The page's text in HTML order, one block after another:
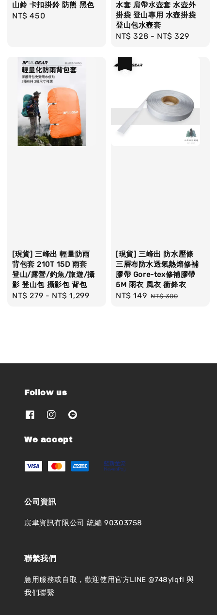
山鈴 卡扣掛鈴 防熊 黑色
Regular
NT$ 450
水套 肩帶水壺套 水壺外
掛袋 登山專用 水壺掛袋
登山包水壺套
Regular
NT$ 328 - NT$ 329
[現貨] 三峰出 輕量防雨
背包套 210T 15D 雨套
登山/露營/釣魚/旅遊/攝
影 登山包 攝影包 背包
Regular
NT$ 279 - NT$ 1,299
[現貨] 三峰出 防水壓條
三層布防水透氣熱熔修補
膠帶 Gore-tex修補膠帶
5M 雨衣 風衣 衝鋒衣
Sale
NT$ 149 Regular
NT$ 300
Follow us
We accept
公司資訊
宸聿資訊有限公司 統編 90303758
聯繫我們
急用服務或自取，歡迎使用官方LINE @748ylqfl 與
我們聯繫